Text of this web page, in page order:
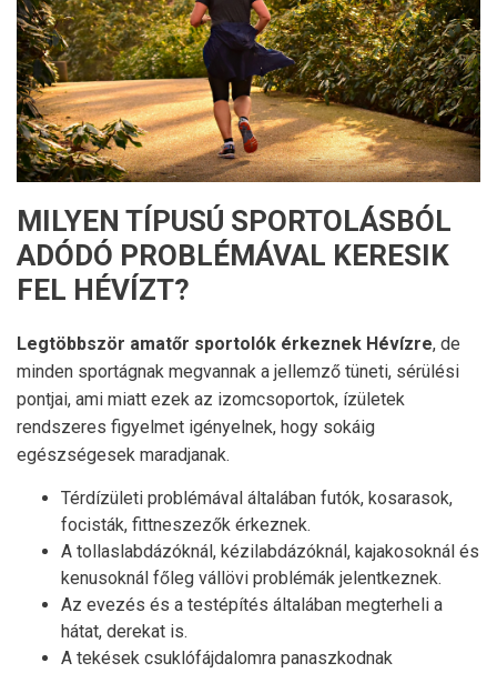
MILYEN TÍPUSÚ SPORTOLÁSBÓL
ADÓDÓ PROBLÉMÁVAL KERESIK
FEL HÉVÍZT?
Legtöbbször amatőr sportolók érkeznek Hévízre, de
minden sportágnak megvannak a jellemző tüneti, sérülési
pontjai, ami miatt ezek az izomcsoportok, ízületek
rendszeres figyelmet igényelnek, hogy sokáig
egészségesek maradjanak.
Térdízületi problémával általában futók, kosarasok,
focisták, fittneszezők érkeznek.
A tollaslabdázóknál, kézilabdázóknál, kajakosoknál és
kenusoknál főleg vállövi problémák jelentkeznek.
Az evezés és a testépítés általában megterheli a
hátat, derekat is.
A tekések csuklófájdalomra panaszkodnak